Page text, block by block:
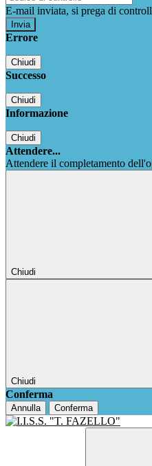
E-mail inviata, si prega di
Errore
Chiudi
Successo
Chiudi
Informazione
Chiudi
Attendere...
Attendere il completamento
Chiudi
Chiudi
Conferma
Annulla Conferma